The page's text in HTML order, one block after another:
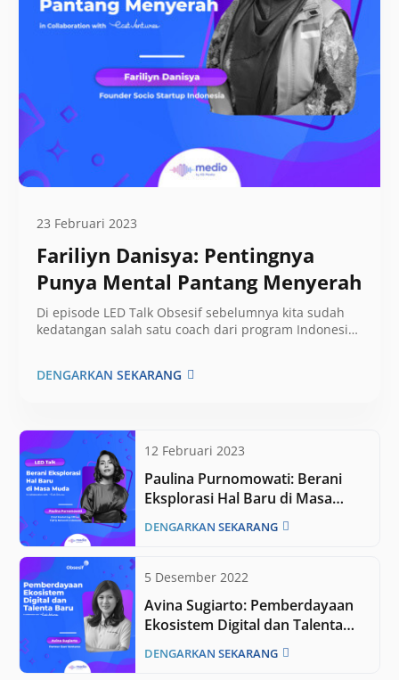
23 Februari 2023
Fariliyn Danisya: Pentingnya
Punya Mental Pantang Menyerah
Di episode LED Talk Obsesif sebelumnya kita sudah
kedatangan salah satu coach dari program Indonesia
DENGARKAN SEKARANG
12 Februari 2023
Paulina Purnomowati: Berani
Eksplorasi Hal Baru di Masa
DENGARKAN SEKARANG
5 Desember 2022
Avina Sugiarto: Pemberdayaan
Ekosistem Digital dan Talenta
DENGARKAN SEKARANG